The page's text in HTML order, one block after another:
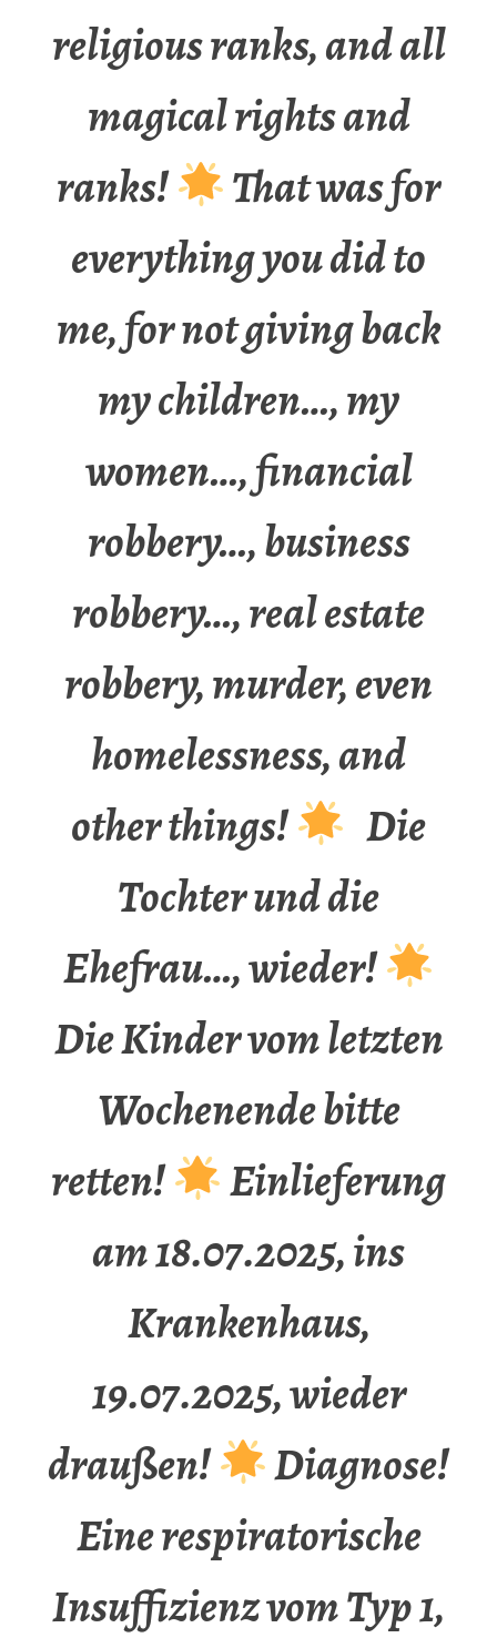
religious ranks, and all
magical rights and
ranks!
That was for
everything you did to
me, for not giving back
my children…, my
women…, financial
robbery…, business
robbery…, real estate
robbery, murder, even
homelessness, and
other things!
Die
Tochter und die
Ehefrau…, wieder!
Die Kinder vom letzten
Wochenende bitte
retten!
Einlieferung
am 18.07.2025, ins
Krankenhaus,
19.07.2025, wieder
draußen!
Diagnose!
Eine respiratorische
Insuffizienz vom Typ 1,